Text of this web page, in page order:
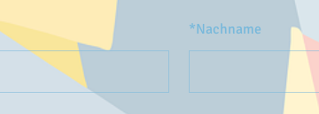
*Nachname